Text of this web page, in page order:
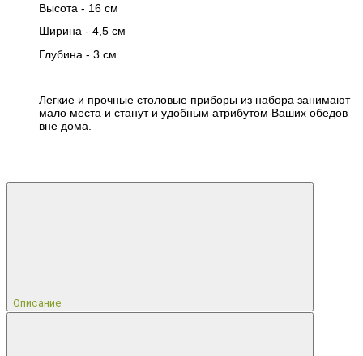
Высота - 16 см
Ширина - 4,5 см
Глубина - 3 см
Легкие и прочные столовые приборы из набора занимают
мало места и станут и удобным атрибутом Ваших обедов
вне дома.
Описание